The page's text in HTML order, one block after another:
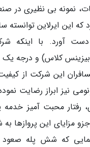
نمونه بی نظیری در
این ایرلاین توانسته
آورد. با اینکه
(بیزینس کلاس) و درجه
این شرکت از
نیز ابراز رضایت
رفتار محبت آمیز خدمه
مزایای این پروازها به
که شش پله صعود